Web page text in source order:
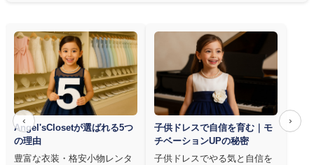
‹ ›
Angel'sClosetが選ばれる5つ
の理由
豊富な衣装・格安小物レンタ
子供ドレスで自信を育む｜モ
チベーションUPの秘密
子供ドレスでやる気と自信を